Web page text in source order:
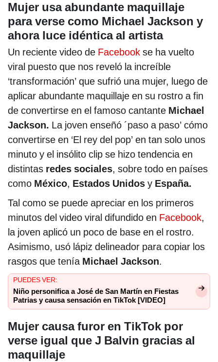
Mujer usa abundante maquillaje
para verse como Michael Jackson y
ahora luce idéntica al artista
Un reciente video de Facebook se ha vuelto
viral puesto que nos reveló la increíble
‘transformación’ que sufrió una mujer, luego de
aplicar abundante maquillaje en su rostro a fin
de convertirse en el famoso cantante Michael
Jackson. La joven enseñó ´paso a paso’ cómo
convertirse en ‘El rey del pop’ en tan solo unos
minuto y el insólito clip se hizo tendencia en
distintas redes sociales, sobre todo en países
como México, Estados Unidos y España.
Tal como se puede apreciar en los primeros
minutos del video viral difundido en Facebook,
la joven aplicó un poco de base en el rostro.
Asimismo, usó lápiz delineador para copiar los
rasgos que tenía Michael Jackson.
PUEDES VER:
Niño personifica a José de San Martín en Fiestas
Patrias y causa sensación en TikTok [VIDEO]
Mujer causa furor en TikTok por
verse igual que J Balvin gracias al
maquillaje